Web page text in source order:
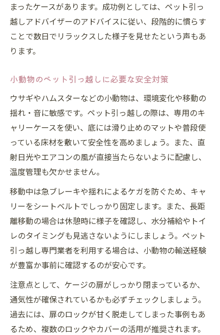
まったケースがあります。成功例としては、ペット引っ
越しアドバイザーのアドバイスに従い、段階的に慣らす
ことで数日でリラックスした様子を見せたという声もあ
ります。
小動物のペット引っ越しに必要な安全対策
ウサギやハムスターなどの小動物は、環境変化や移動の
揺れ・音に敏感です。ペット引っ越しの際は、専用のキ
ャリーケースを使い、底には滑り止めのマットや普段使
っている床材を敷いて安全性を高めましょう。また、直
射日光やエアコンの風が直接当たらないように配慮し、
温度管理も欠かせません。
移動中は急ブレーキや揺れによるケガを防ぐため、キャ
リーをシートベルトでしっかり固定します。また、長距
離移動の場合は休憩時に様子を確認し、水分補給やトイ
レのタイミングも見逃さないようにしましょう。ペット
引っ越し専門業者を利用する場合は、小動物の輸送経験
が豊富か事前に確認するのが安心です。
注意点として、ケージの扉がしっかり閉まっているか、
通気性が確保されているかも必ずチェックしましょう。
過去には、扉のロックが甘く脱走してしまった事例もあ
るため、複数のロックやカバーの活用が推奨されます。